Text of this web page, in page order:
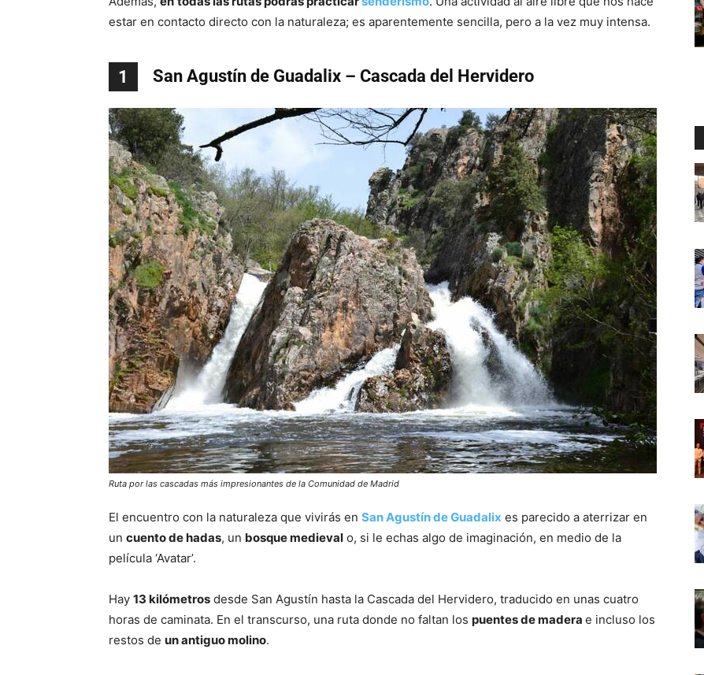
estar en contacto directo con la naturaleza; es aparentemente sencilla, pero a la vez muy intensa.
1 San Agustín de Guadalix – Cascada del Hervidero
Ruta por las cascadas más impresionantes de la Comunidad de Madrid
El encuentro con la naturaleza que vivirás en San Agustín de Guadalix es parecido a aterrizar en
un cuento de hadas, un bosque medieval o, si le echas algo de imaginación, en medio de la
película ‘Avatar’.
Hay 13 kilómetros desde San Agustín hasta la Cascada del Hervidero, traducido en unas cuatro
horas de caminata. En el transcurso, una ruta donde no faltan los puentes de madera e incluso los
restos de un antiguo molino.